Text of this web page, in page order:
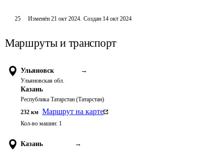
25 Изменён21 окт 2024. Создан 14 окт 2024
Маршруты и транспорт
Ульяновск →
Ульяновская обл.
Казань
Республика Татарстан (Татарстан)
232 км Маршрут на карте
Кол-во машин: 1
Казань →